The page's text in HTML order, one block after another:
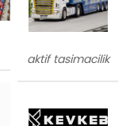
aktif tasimacilik